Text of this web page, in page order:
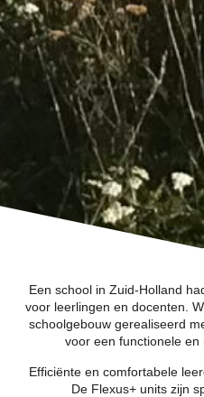
Een school in Zuid-Holland
voor leerlingen en docenten.
schoolgebouw gerealiseerd
voor een functionele
Efficiënte en comfortabele
De Flexus+ units zijn